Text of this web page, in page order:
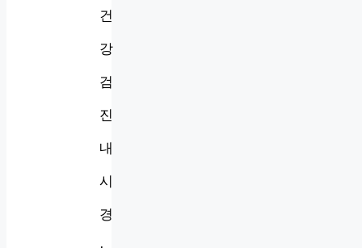
건
강
검
진
내
시
경